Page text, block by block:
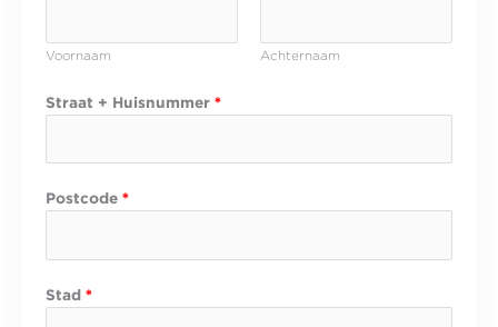
Voornaam Achternaam
Straat + Huisnummer *
Postcode *
Stad *